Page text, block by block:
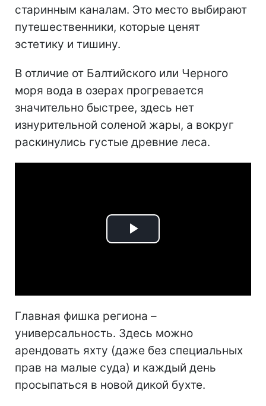
старинным каналам. Это место выбирают
путешественники, которые ценят
эстетику и тишину.
В отличие от Балтийского или Черного
моря вода в озерах прогревается
значительно быстрее, здесь нет
изнурительной соленой жары, а вокруг
раскинулись густые древние леса.
Play
Главная фишка региона –
универсальность. Здесь можно
арендовать яхту (даже без специальных
прав на малые суда) и каждый день
просыпаться в новой дикой бухте.